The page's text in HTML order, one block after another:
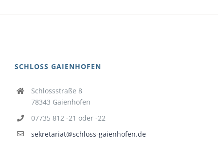
SCHLOSS GAIENHOFEN
Schlossstraße 8
78343 Gaienhofen
07735 812 -21 oder -22
sekretariat@schloss-gaienhofen.de